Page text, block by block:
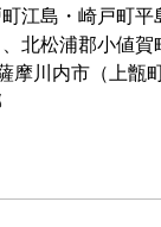
江島・崎戸町
北松浦郡小値賀
摩川内市（上甑